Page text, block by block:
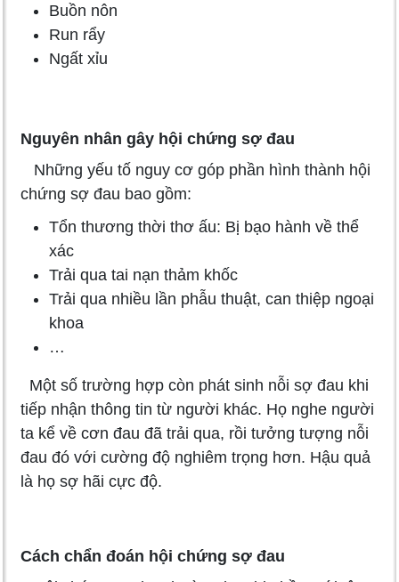
Buồn nôn
Run rẩy
Ngất xỉu
Nguyên nhân gây hội chứng sợ đau
Những yếu tố nguy cơ góp phần hình thành hội
chứng sợ đau bao gồm:
Tổn thương thời thơ ấu: Bị bạo hành về thể
xác
Trải qua tai nạn thảm khốc
Trải qua nhiều lần phẫu thuật, can thiệp ngoại
khoa
…
Một số trường hợp còn phát sinh nỗi sợ đau khi
tiếp nhận thông tin từ người khác. Họ nghe người
ta kể về cơn đau đã trải qua, rồi tưởng tượng nỗi
đau đó với cường độ nghiêm trọng hơn. Hậu quả
là họ sợ hãi cực độ.
Cách chẩn đoán hội chứng sợ đau